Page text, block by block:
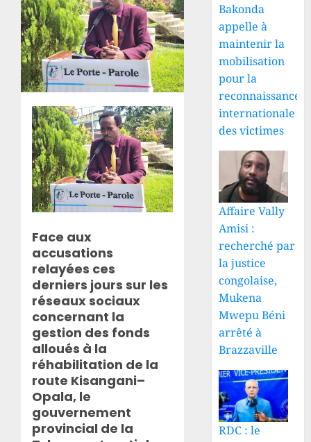
Face aux
accusations
relayées ces
derniers jours sur les
réseaux sociaux
concernant la
gestion des fonds
alloués à la
réhabilitation de la
route Kisangani–
Opala, le
gouvernement
provincial de la
Bakonda
appelle à
maintenir la
mobilisation
pour la
reconnaissance
internationale
des victimes
Affaire Vally
Amisi :
recherché par
la justice
congolaise,
Mukena
Mwepu Béni
arrêté à
Brazzaville
RDC : le